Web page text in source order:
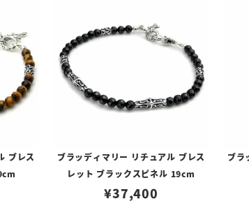
ブレス
ブラッディマリー リチュアル ブレス
レット ブラックスピネル 19cm
¥37,400
ブラ